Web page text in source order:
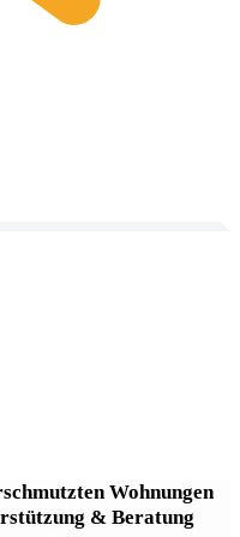
Wohnungen
& Beratung